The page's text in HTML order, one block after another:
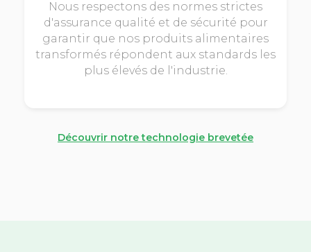
Nous respectons des normes strictes
d'assurance qualité et de sécurité pour
garantir que nos produits alimentaires
transformés répondent aux standards les
plus élevés de l'industrie.
Découvrir notre technologie brevetée